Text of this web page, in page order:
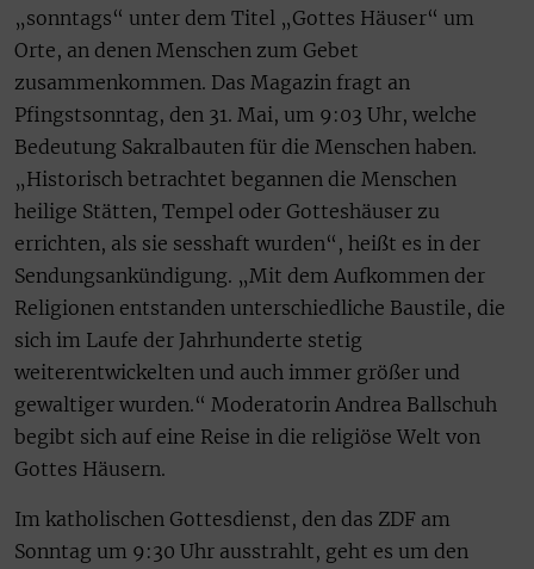
„sonntags“ unter dem Titel „Gottes Häuser“ um
Orte, an denen Menschen zum Gebet
zusammenkommen. Das Magazin fragt an
Pfingstsonntag, den 31. Mai, um 9:03 Uhr, welche
Bedeutung Sakralbauten für die Menschen haben.
„Historisch betrachtet begannen die Menschen
heilige Stätten, Tempel oder Gotteshäuser zu
errichten, als sie sesshaft wurden“, heißt es in der
Sendungsankündigung. „Mit dem Aufkommen der
Religionen entstanden unterschiedliche Baustile, die
sich im Laufe der Jahrhunderte stetig
weiterentwickelten und auch immer größer und
gewaltiger wurden.“ Moderatorin Andrea Ballschuh
begibt sich auf eine Reise in die religiöse Welt von
Gottes Häusern.
Im katholischen Gottesdienst, den das ZDF am
Sonntag um 9:30 Uhr ausstrahlt, geht es um den